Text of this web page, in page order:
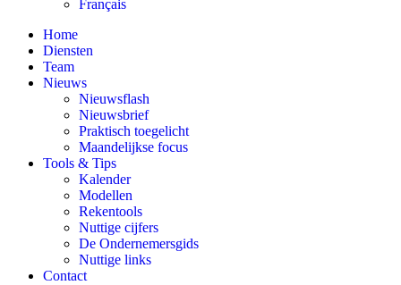
Français
Home
Diensten
Team
Nieuws
Nieuwsflash
Nieuwsbrief
Praktisch toegelicht
Maandelijkse focus
Tools & Tips
Kalender
Modellen
Rekentools
Nuttige cijfers
De Ondernemersgids
Nuttige links
Contact